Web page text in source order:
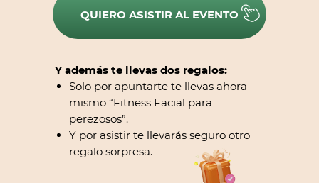
Y además te llevas dos regalos:
Solo por apuntarte te llevas ahora
mismo “Fitness Facial para
perezosos”.
Y por asistir te llevarás seguro otro
regalo sorpresa.
QUIERO ASISTIR AL EVENTO